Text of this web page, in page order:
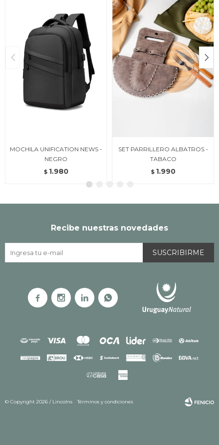
MOCHILA UNIFICATION NEWS -
NEGRO
$ 1.980
SET PARRILLERO ALBATROS -
TABACO
$ 1.990
Recibe nuestras novedades
SUSCRIBIRME
   
© Copyright 2026 / Lincolns Términos y condiciones